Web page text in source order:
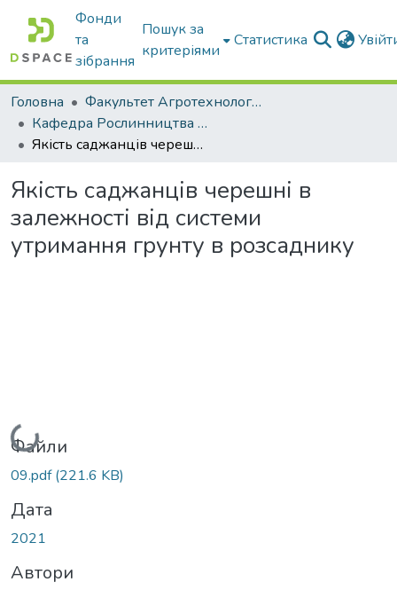
Фонди
та
зібрання
Пошук за
критеріями
Статистика
Головна
Факультет Агротехнологій та екології
Кафедра Рослинництва та садівництва ім. професора В.В. Калитки
Якість саджанців черешні в залежності від системи утримання грунту в розсаднику
Якість саджанців черешні в
залежності від системи
утримання грунту в розсаднику
Вантажиться...
Файли
09.pdf(221.6 KB)
Дата
2021
Автори